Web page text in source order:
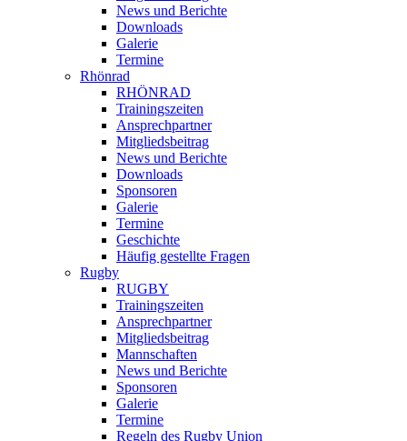
News und Berichte
Downloads
Galerie
Termine
Rhönrad
RHÖNRAD
Trainingszeiten
Ansprechpartner
Mitgliedsbeitrag
News und Berichte
Downloads
Sponsoren
Galerie
Termine
Geschichte
Häufig gestellte Fragen
Rugby
RUGBY
Trainingszeiten
Ansprechpartner
Mitgliedsbeitrag
Mannschaften
News und Berichte
Sponsoren
Galerie
Termine
Regeln des Rugby Union